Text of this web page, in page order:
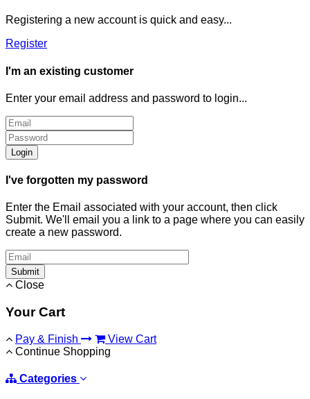
Registering a new account is quick and easy...
Register
I'm an existing customer
Enter your email address and password to login...
Login
I've forgotten my password
Enter the Email associated with your account, then click
Submit. We'll email you a link to a page where you can easily
create a new password.
Submit
Close
Your Cart
Pay & Finish
View Cart
Continue Shopping
Categories